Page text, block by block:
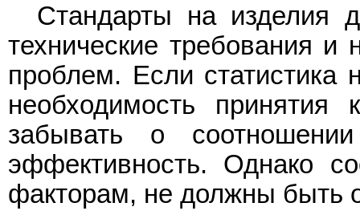
Стандарты на изделия
технические требования и
проблем. Если статистика
необходимость
забывать о
эффективность. Однако
факторам, не должны быть